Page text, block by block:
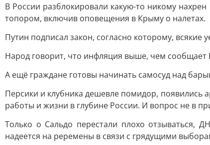
В России разблокировали какую-то никому
топором, включив оповещения в Крыму о налетах.
Путин подписал закон, согласно которому,
Народ говорит, что инфляция выше, чем сообщает
А ещё граждане готовы начинать самосуд над
Персики и клубника дешевле помидор, появились
работы и жизни в глубине России. И вопрос не в
Только о Сальдо перестали плохо отзываться,
надеется на реремены в связи с грядущими